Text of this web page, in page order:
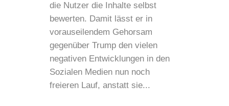
die Nutzer die Inhalte selbst
bewerten. Damit lässt er in
vorauseilendem Gehorsam
gegenüber Trump den vielen
negativen Entwicklungen in den
Sozialen Medien nun noch
freieren Lauf, anstatt sie...